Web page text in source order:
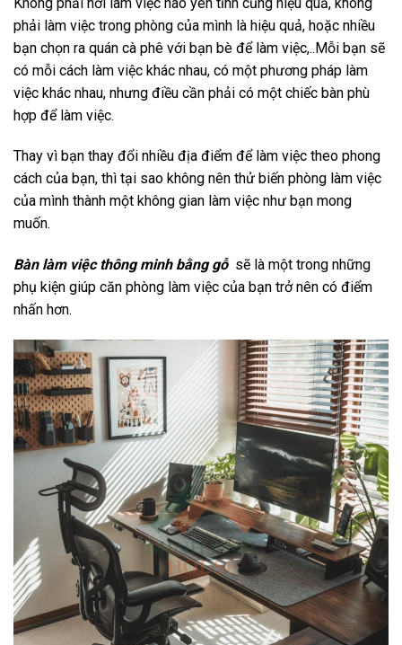
phải làm việc trong phòng của mình là hiệu quả, hoặc nhiều
bạn chọn ra quán cà phê với bạn bè để làm việc,..Mỗi bạn sẽ
có mỗi cách làm việc khác nhau, có một phương pháp làm
việc khác nhau, nhưng điều cần phải có một chiếc bàn phù
hợp để làm việc.
Thay vì bạn thay đổi nhiều địa điểm để làm việc theo phong
cách của bạn, thì tại sao không nên thử biến phòng làm việc
của mình thành một không gian làm việc như bạn mong
muốn.
Bàn làm việc thông minh bằng gỗsẽ là một trong những
phụ kiện giúp căn phòng làm việc của bạn trở nên có điểm
nhấn hơn.